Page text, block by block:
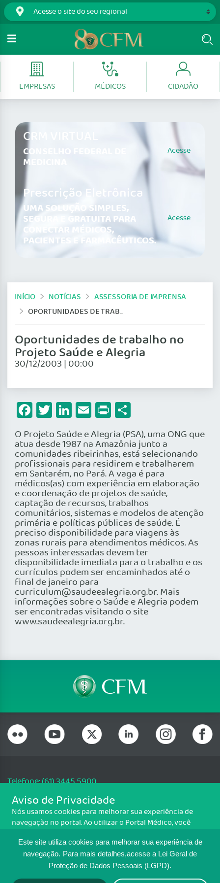
Este site utiliza cookies para melhorar sua experiência de
navegação. Para mais detalhes,acesse a Lei Geral de
Proteção de Dados Pessoais (LGPD).
EMPRESAS MÉDICOS CIDADÃO
CRM VIRTUAL
CONSELHO FEDERAL DE
MEDICINA
Acesse
Prescrição Eletrônica
UMA SOLUÇÃO SIMPLES,
SEGURA E GRATUITA PARA
CONECTAR MÉDICOS,
PACIENTES E FARMACÊUTICOS.
Acesse
INÍCIO NOTÍCIAS
ASSESSORIA DE IMPRENSA
OPORTUNIDADES DE TRABALHO NO PROJETO SAÚDE E ALEGRIA
Oportunidades de trabalho no
Projeto Saúde e Alegria
30/12/2003 | 00:00
Facebook
Twitter
LinkedIn
Email
Print
O Projeto Saúde e Alegria (PSA), uma ONG que
atua desde 1987 na Amazônia junto a
comunidades ribeirinhas, está selecionando
profissionais para residirem e trabalharem
em Santarém, no Pará. A vaga é para
médicos(as) com experiência em elaboração
e coordenação de projetos de saúde,
captação de recursos, trabalhos
comunitários, sistemas e modelos de atenção
primária e políticas públicas de saúde. É
preciso disponibilidade para viagens às
zonas rurais para atendimentos médicos. As
pessoas interessadas devem ter
disponibilidade imediata para o trabalho e os
currículos podem ser encaminhados até o
final de janeiro para
curriculum@saudeealegria.org.br. Mais
informações sobre o Saúde e Alegria podem
ser encontradas visitando o site
www.saudeealegria.org.br.
Telefone: (61) 3445 5900
Email: cfm@portalmedico.org.br
SGAS 616, Conjunto D, Lote 115, L2 Sul, Brasília/DF - CEP: 70200-760 -
CNPJ: 33.583.550/0001-30
MAPA DO SITE
Aviso de Privacidade
Nós usamos cookies para melhorar sua experiência de
navegação no portal. Ao utilizar o Portal Médico, você
Para ter mais informações sobre como isso é feito, acesse
Política de cookies. Se você concorda, clique em ACEITO.